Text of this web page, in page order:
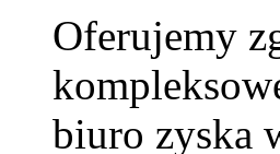
Oferujemy
biuro zyska